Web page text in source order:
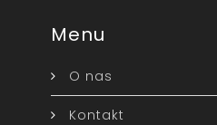
Menu
O nas
Kontakt